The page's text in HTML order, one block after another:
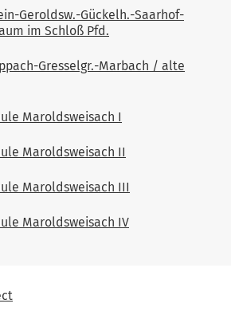
Geroldsw.-Gückelh.-Saarhof-
im Schloß Pfd.
Gresselgr.-Marbach / alte
Maroldsweisach I
Maroldsweisach II
Maroldsweisach III
Maroldsweisach IV